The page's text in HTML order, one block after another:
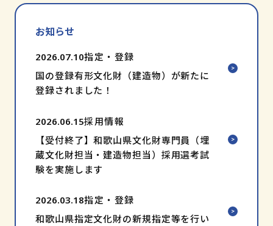
お知らせ
2026.07.10指定・登録
国の登録有形文化財（建造物）が新たに
登録されました！
2026.06.15採用情報
【受付終了】和歌山県文化財専門員（埋
蔵文化財担当・建造物担当）採用選考試
験を実施します
2026.03.18指定・登録
和歌山県指定文化財の新規指定等を行い